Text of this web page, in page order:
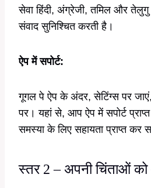
सेवा हिंदी, अंग्रेजी, तमिल और तेलुगु
संवाद सुनिश्चित करती है।
ऐप में सपोर्ट:
गूगल पे ऐप के अंदर, सेटिंग्स पर
पर। यहां से, आप ऐप में सपोर्ट
समस्या के लिए सहायता प्राप्त कर
स्तर 2 – अपनी चिंताओं को